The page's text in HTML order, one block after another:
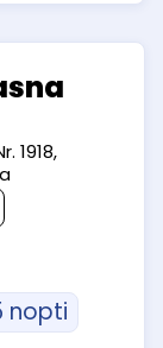
1918,
nopti